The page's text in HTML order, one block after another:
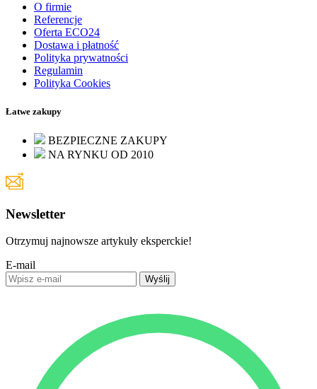
O firmie
Referencje
Oferta ECO24
Dostawa i płatność
Polityka prywatności
Regulamin
Polityka Cookies
Łatwe zakupy
BEZPIECZNE ZAKUPY
NA RYNKU OD 2010
Newsletter
Otrzymuj najnowsze artykuły eksperckie!
E-mail
Wyślij